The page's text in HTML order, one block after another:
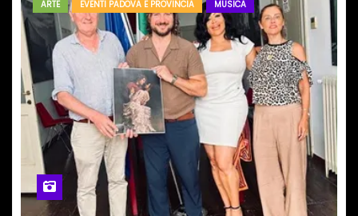
ARTE EVENTI PADOVA E PROVINCIA MUSICA